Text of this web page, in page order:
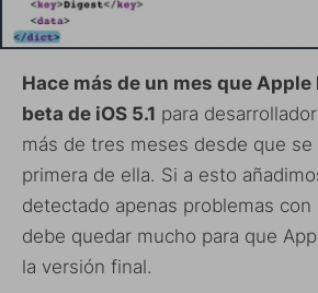
Hace más de un mes que
beta de iOS 5.1 para
más de tres meses desde que se
primera de ella. Si a esto
detectado apenas problemas
debe quedar mucho para que
la versión final.